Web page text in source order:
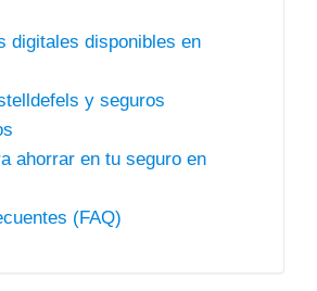
digitales disponibles en
y seguros
ahorrar en tu seguro en
(FAQ)